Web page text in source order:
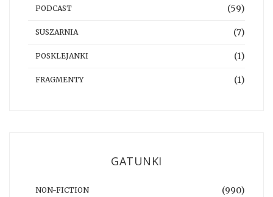
PODCAST (59)
SUSZARNIA (7)
POSKLEJANKI (1)
FRAGMENTY (1)
GATUNKI
NON-FICTION (990)